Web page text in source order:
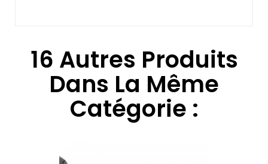
16 Autres Produits
Dans La Même
Catégorie :